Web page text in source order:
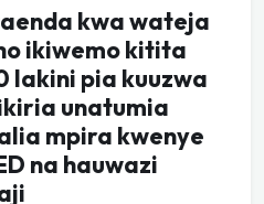
kwa wateja
ikiwemo kitita
lakini pia kuuzwa
unatumia
mpira kwenye
na hauwazi